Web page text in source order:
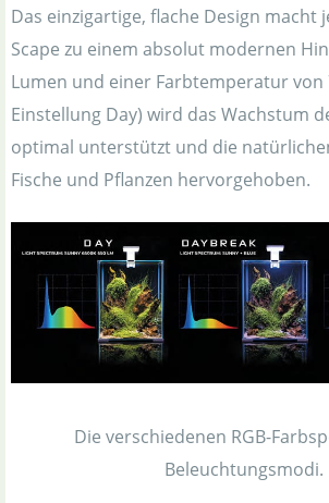
Das einzigartige, flache Design macht
Scape zu einem absolut modernen
Lumen und einer Farbtemperatur von
Einstellung Day) wird das Wachstum
optimal unterstützt und die
Fische und Pflanzen hervorgehoben.
Die verschiedenen RGB-
Beleuchtungsmodi.